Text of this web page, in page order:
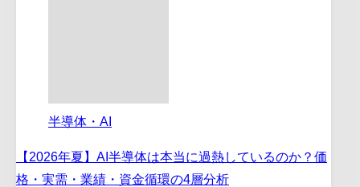
半導体・AI
【2026年夏】AI半導体は本当に過熱しているのか？価
格・実需・業績・資金循環の4層分析